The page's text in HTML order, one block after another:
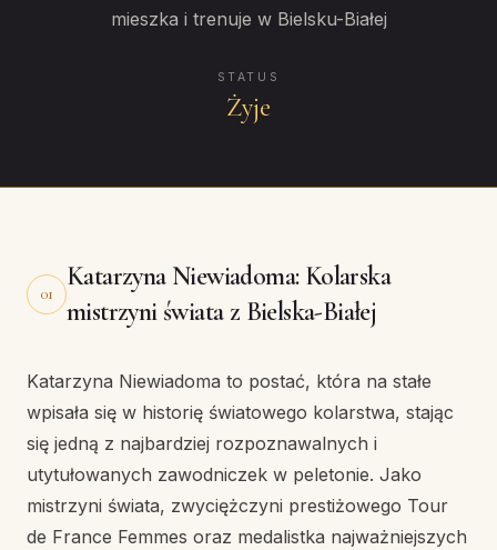
mieszka i trenuje w Bielsku-Białej
STATUS
Żyje
01
Katarzyna Niewiadoma: Kolarska
mistrzyni świata z Bielska-Białej
Katarzyna Niewiadoma to postać, która na stałe
wpisała się w historię światowego kolarstwa, stając
się jedną z najbardziej rozpoznawalnych i
utytułowanych zawodniczek w peletonie. Jako
mistrzyni świata, zwyciężczyni prestiżowego Tour
de France Femmes oraz medalistka najważniejszych